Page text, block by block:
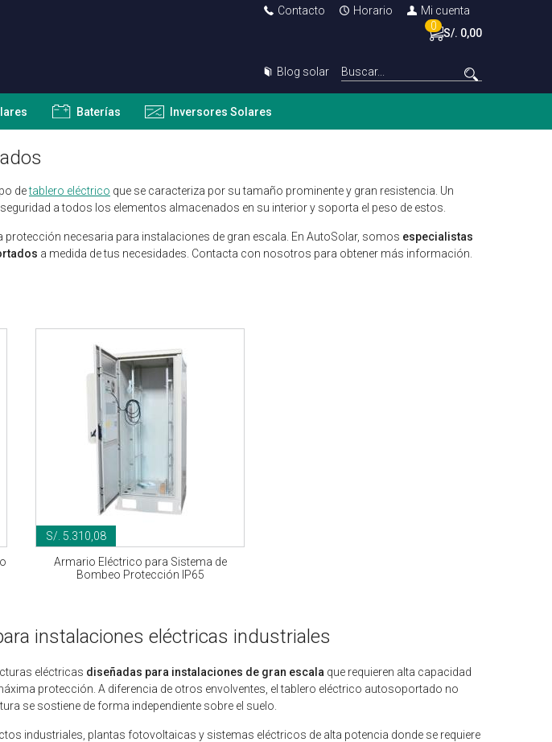
Contacto Horario
Mi cuenta
0
S/. 0,00
Blog solar
Baterías Inversores Solares
detablero eléctrico que se caracteriza por su tamaño prominente y gran resistencia. Un
seguridad a todos los elementos almacenados en su interior y soporta el peso de estos.
necesaria para instalaciones de gran escala. En AutoSolar, somos especialistas
a medida de tus necesidades. Contacta con nosotros para obtener más información.
S/. 5.310,08
Armario Eléctrico para Sistema de
Bombeo Protección IP65
instalaciones eléctricas industriales
eléctricas diseñadas para instalaciones de gran escala que requieren alta capacidad
protección. A diferencia de otros envolventes, el tablero eléctrico autosoportado no
se sostiene de forma independiente sobre el suelo.
industriales, plantas fotovoltaicas y sistemas eléctricos de alta potencia donde se requiere